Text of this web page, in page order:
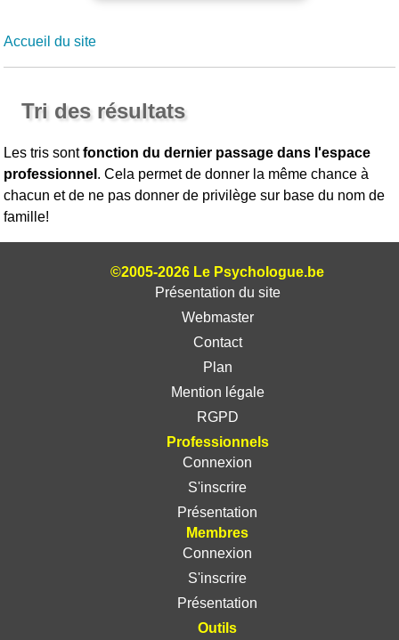
Accueil du site
Tri des résultats
Les tris sontfonction du dernier passage dans l'espace
professionnel . Cela permet de donner la même chance à
chacun et de ne pas donner de privilège sur base du nom de
famille!
©2005-2026 Le Psychologue.be
Présentation du site
Webmaster
Contact
Plan
Mention légale
RGPD
Professionnels
Connexion
S'inscrire
Présentation
Membres
Connexion
S'inscrire
Présentation
Outils